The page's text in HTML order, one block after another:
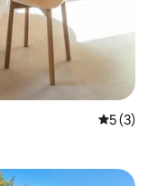
Scor
5 (3)